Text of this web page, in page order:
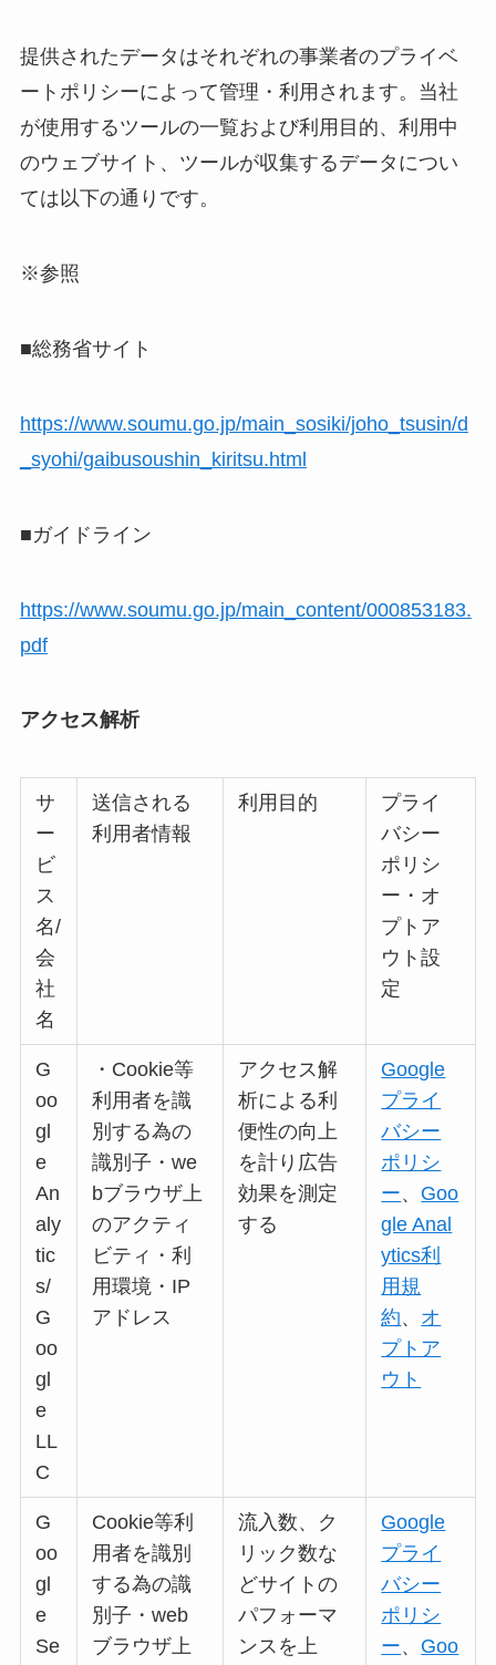
提供されたデータはそれぞれの事業者のプライベ
ートポリシーによって管理・利用されます。当社
が使用するツールの一覧および利用目的、利用中
のウェブサイト、ツールが収集するデータについ
ては以下の通りです。
※参照
■総務省サイト
https://www.soumu.go.jp/main_sosiki/joho_tsusin/d
_syohi/gaibusoushin_kiritsu.html
■ガイドライン
https://www.soumu.go.jp/main_content/000853183.
pdf
アクセス解析
サ
ー
ビ
ス
名/
会
社
名
送信される
利用者情報
利用目的
プライ
バシー
ポリシ
ー・オ
プトア
ウト設
定
G
oo
gl
e
An
aly
tic
s/
G
oo
gl
e
LL
C
・Cookie等
利用者を識
別する為の
識別子・we
bブラウザ上
のアクティ
ビティ・利
用環境・IP
アドレス
アクセス解
析による利
便性の向上
を計り広告
効果を測定
する
Google
プライ
バシー
ポリシ
ー、 Goo
gle Anal
ytics利
用規
約、 オ
プトア
ウト
G
oo
gl
e
Se
Cookie等利
用者を識別
する為の識
別子・web
ブラウザ上
流入数、ク
リック数な
どサイトの
パフォーマ
ンスを上
Google
プライ
バシー
ポリシ
ー、 Goo